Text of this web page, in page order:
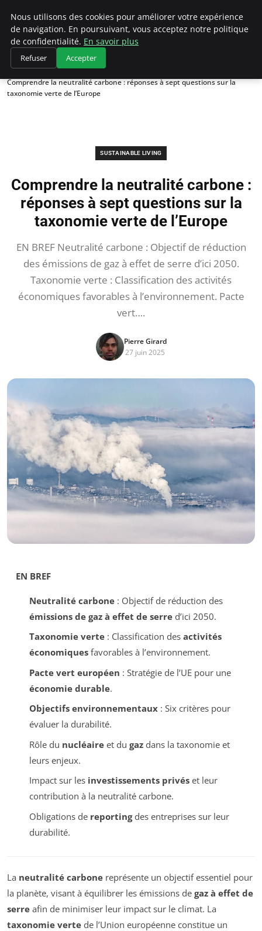
Climategatecountryclub.com
Accueil
Sustainable Living
Comprendre la neutralité carbone : réponses à sept questions sur la
taxonomie verte de l’Europe
SUSTAINABLE LIVING
Comprendre la neutralité carbone :
réponses à sept questions sur la
taxonomie verte de l’Europe
EN BREF Neutralité carbone : Objectif de réduction
des émissions de gaz à effet de serre d’ici 2050.
Taxonomie verte : Classification des activités
économiques favorables à l’environnement. Pacte
vert….
Pierre Girard
27 juin 2025
EN BREF
Neutralité carbone: Objectif de réduction des
émissions de gaz à effet de serred’ici 2050.
Taxonomie verte: Classification des activités
économiquesfavorables à l’environnement.
Pacte vert européen : Stratégie de l’UE pour une
économie durable.
Objectifs environnementaux: Six critères pour
évaluer la durabilité.
Rôle du nucléaireet du gazdans la taxonomie et
leurs enjeux.
Impact sur les investissements privéset leur
contribution à la neutralité carbone.
Obligations de reportingdes entreprises sur leur
durabilité.
La neutralité carbone représente un objectif essentiel pour
la planète, visant à équilibrer les émissions de gaz à effet de
serre afin de minimiser leur impact sur le climat. La
taxonomie verte de l’Union européenne constitue un
Nous utilisons des cookies pour améliorer votre expérience
de navigation. En poursuivant, vous acceptez notre politique
de confidentialité. En savoir plus
Refuser Accepter